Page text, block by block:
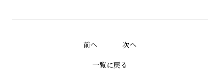
前へ 次へ
一覧に戻る